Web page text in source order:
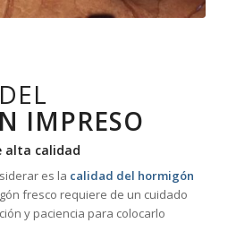
IMPRESO
alta calidad
es la calidad del hormigón
fresco requiere de un cuidado
y paciencia para colocarlo